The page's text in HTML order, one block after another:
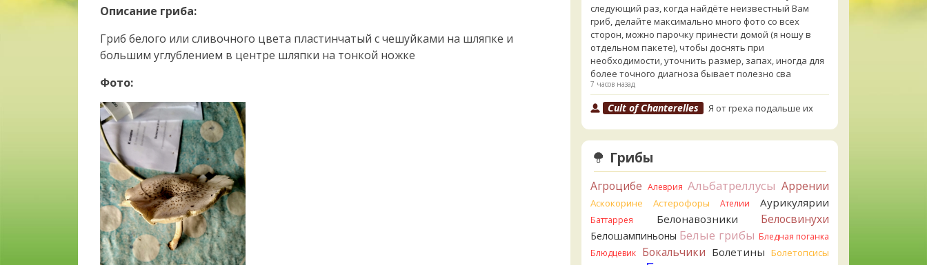
Описание гриба:
Гриб белого или сливочного цвета пластинчатый с чешуйками на шляпке и
большим углублением в центре шляпки на тонкой ножке
Фото:
следующий раз, когда найдёте неизвестный Вам
гриб, делайте максимально много фото со всех
сторон, можно парочку принести домой (я ношу в
отдельном пакете), чтобы доснять при
необходимости, уточнить размер, запах, иногда для
более точного диагноза бывает полезно сва
7 часов назад
Cult of Chanterelles
Я от греха подальше их
Tatiana_A
Говорушек в этой цветовой гамме
- хоть пруд пруди, и далеко не все описаны на этом
сайте. И большинство из них как минимум
несъедобны. Ворончатая должна слабо пахнуть
миндалём. Из похожих есть, скажем, Желобчатая и
Бледноокрашенная. Росли не не древесине, так? Из
земли или из подстилки
7 часов назад
Грибы
Агроцибе Алеврия Альбатреллусы Аррении
Аскокорине Астерофоры Ателии Аурикулярии
Баттаррея Белонавозники Белосвинухи
Белошампиньоны Белые грибы Бледная поганка
Блюдцевик
Бокальчики Болетины Болетопсисы